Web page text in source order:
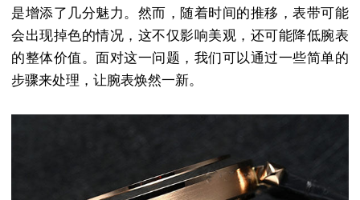
是增添了几分魅力。然而，随着时间的推移，表带可能
会出现掉色的情况，这不仅影响美观，还可能降低腕表
的整体价值。面对这一问题，我们可以通过一些简单的
步骤来处理，让腕表焕然一新。